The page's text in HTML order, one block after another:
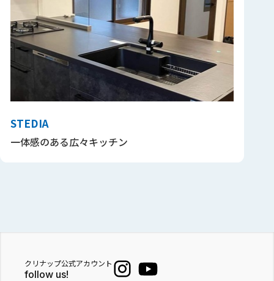
STEDIA
一体感のある広々キッチン
クリナップ公式アカウント
follow us!